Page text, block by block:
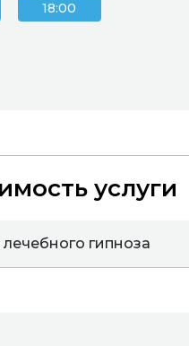
18:00
услуги
гипноза